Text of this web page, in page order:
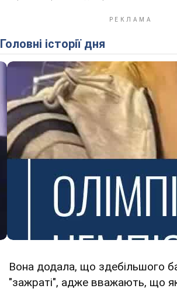
Головні історії дня
Вона додала, що здебільшого
"зажраті", адже вважають, що